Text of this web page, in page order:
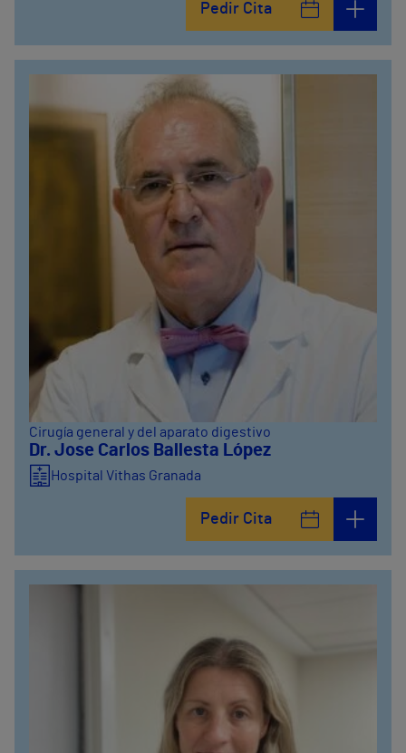
Pedir Cita
Cirugía general y del aparato digestivo
Dr. Jose Carlos Ballesta López
Hospital Vithas Granada
Pedir Cita